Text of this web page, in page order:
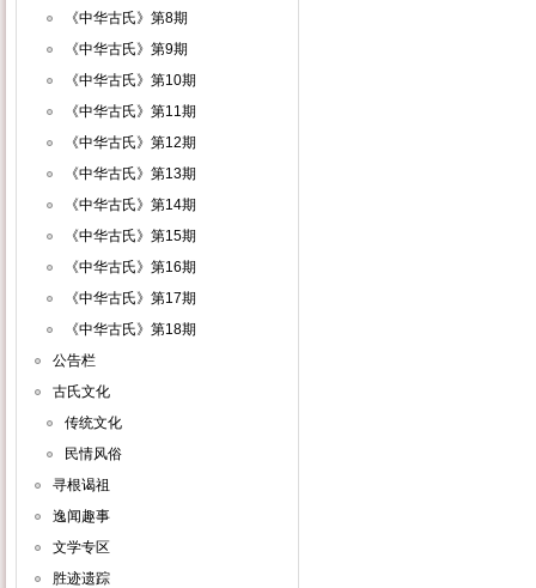
《中华古氏》第8期
《中华古氏》第9期
《中华古氏》第10期
《中华古氏》第11期
《中华古氏》第12期
《中华古氏》第13期
《中华古氏》第14期
《中华古氏》第15期
《中华古氏》第16期
《中华古氏》第17期
《中华古氏》第18期
公告栏
古氏文化
传统文化
民情风俗
寻根谒祖
逸闻趣事
文学专区
胜迹遗踪